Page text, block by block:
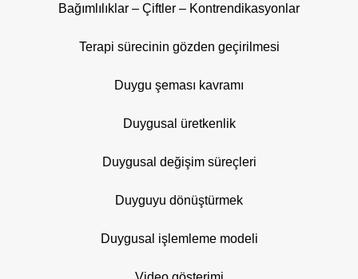
Bağımlılıklar – Çiftler – Kontrendikasyonlar
Terapi sürecinin gözden geçirilmesi
Duygu şeması kavramı
Duygusal üretkenlik
Duygusal değişim süreçleri
Duyguyu dönüştürmek
Duygusal işlemleme modeli